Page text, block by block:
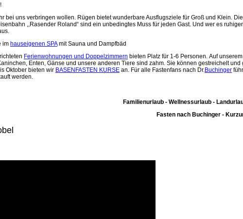
bei uns verbringen wollen. Rügen bietet wunderbare Ausflugsziele für Groß und Klein.
,,Rasender Roland“ sind ein unbedingtes Muss für jeden Gast. Und wer es
im hauseigenen SPAmit Sauna und Dampfbäd
Ferienwohnungen und Doppelzimmern bieten Platz für 1-6 Personen. Auf
Enten, Gänse und unsere anderen Tiere sind zahm. Sie können gestreichelt
Oktober bieten wir BASENFASTEN KURSE an. Für alle Fastenfans nach Dr. Buchinger
werden.
Familienurlaub - Wellnessurlaub -
Fasten nach Buchinger -